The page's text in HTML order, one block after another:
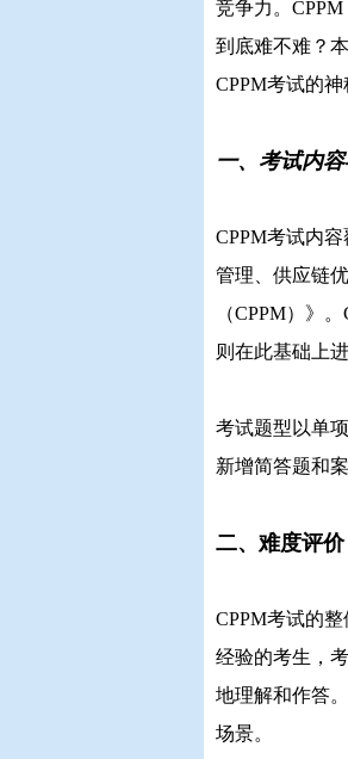
竞争力。
到底难不难？
CPPM考试的神
一、考试内
CPPM考试内
管理、供应链
（CPPM）》
则在此基础上
考试题型以单
新增简答题和
二、难度评
CPPM考试的
经验的考生，
地理解和作答
场景。